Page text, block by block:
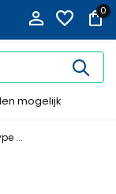
0
mogelijk
...